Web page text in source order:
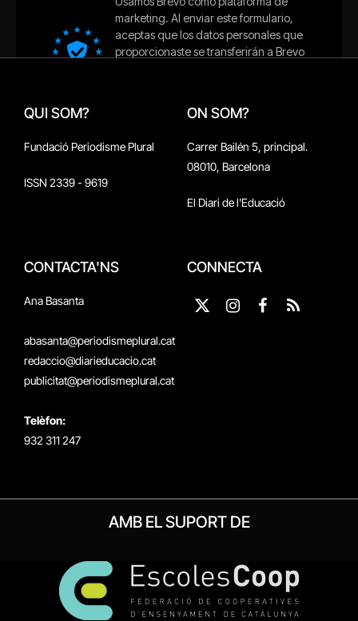
QUI SOM?
Fundació Periodisme Plural
ISSN 2339 - 9619
ON SOM?
Carrer Bailén 5, principal.
08010, Barcelona
El Diari de l'Educació
CONTACTA'NS
Ana Basanta
abasanta@periodismeplural.cat
redaccio@diarieducacio.cat
publicitat@periodismeplural.cat
Telèfon:
932 311 247
CONNECTA
X
Instagram
Facebook
RSS
AMB EL SUPORT DE